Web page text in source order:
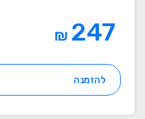
₪
להזמנה